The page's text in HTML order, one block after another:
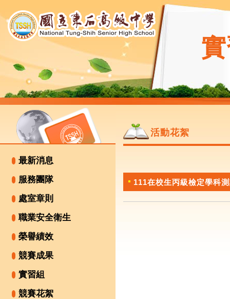
最新消息
服務團隊
處室章則
職業安全衛生
榮譽績效
競賽成果
實習組
競賽花絮
活動花絮
111在校生丙級檢定學科